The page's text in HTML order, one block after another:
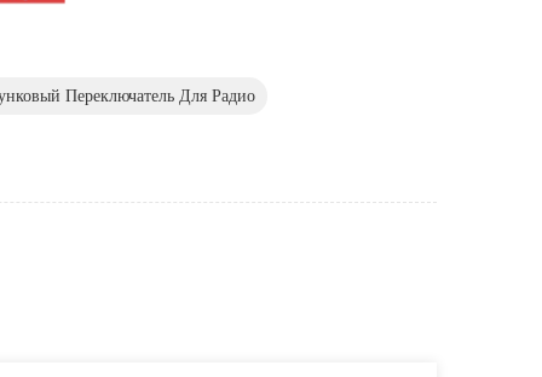
Переключатель Для Радио